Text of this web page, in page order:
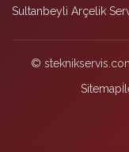
Sultanbeyli Arçelik
©
Sitemap